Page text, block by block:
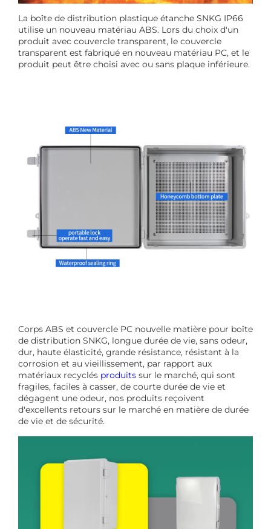
La boîte de distribution plastique étanche SNKG IP66
utilise un nouveau matériau ABS. Lors du choix d'un
produit avec couvercle transparent, le couvercle
transparent est fabriqué en nouveau matériau PC, et le
produit peut être choisi avec ou sans plaque inférieure.
Corps ABS et couvercle PC nouvelle matière pour boîte
de distribution SNKG, longue durée de vie, sans odeur,
dur, haute élasticité, grande résistance, résistant à la
corrosion et au vieillissement, par rapport aux
matériaux recyclés produits sur le marché, qui sont
fragiles, faciles à casser, de courte durée de vie et
dégagent une odeur, nos produits reçoivent
d'excellents retours sur le marché en matière de durée
de vie et de sécurité.